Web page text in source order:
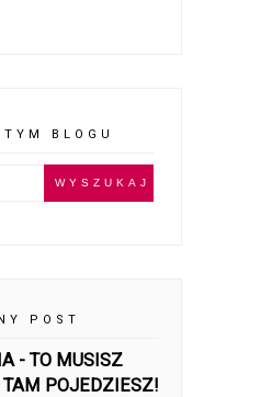
BLOGU
POST
- TO MUSISZ
POJEDZIESZ!